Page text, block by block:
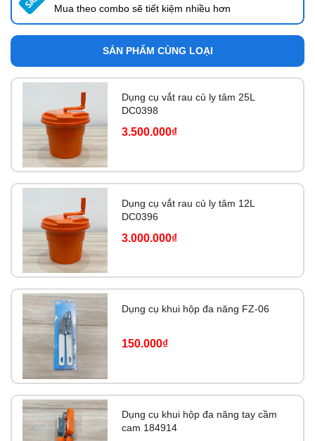
Mua theo combo sẽ tiết kiệm nhiều hơn
SẢN PHẨM CÙNG LOẠI
Dụng cụ vắt rau củ ly tâm 25L
DC0398
3.500.000₫
Dụng cụ vắt rau củ ly tâm 12L
DC0396
3.000.000₫
Dụng cụ khui hộp đa năng FZ-06
150.000₫
Dụng cụ khui hộp đa năng tay cầm
cam 184914